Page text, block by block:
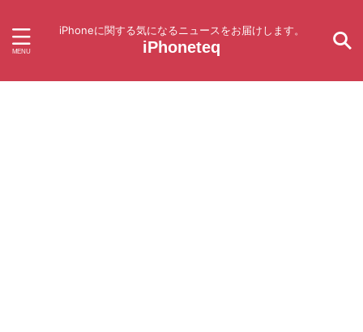
iPhoneに関する気になるニュースをお届けします。
iPhoneteq